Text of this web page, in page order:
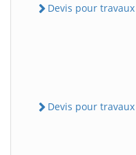
Devis pour travaux
Devis pour travaux